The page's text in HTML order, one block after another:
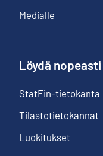
Medialle
Löydä nopeasti
StatFin-tietokanta
Tilastotietokannat
Luokitukset